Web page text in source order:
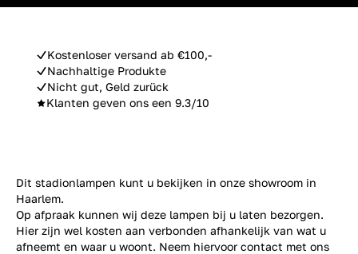
Kostenloser versand ab €100,-
Nachhaltige Produkte
Nicht gut, Geld zurück
Klanten geven ons een 9.3/10
Dit stadionlampen kunt u bekijken in onze showroom in
Haarlem.
Op afpraak kunnen wij deze lampen bij u laten bezorgen.
Hier zijn wel kosten aan verbonden afhankelijk van wat u
afneemt en waar u woont. Neem hiervoor contact met ons